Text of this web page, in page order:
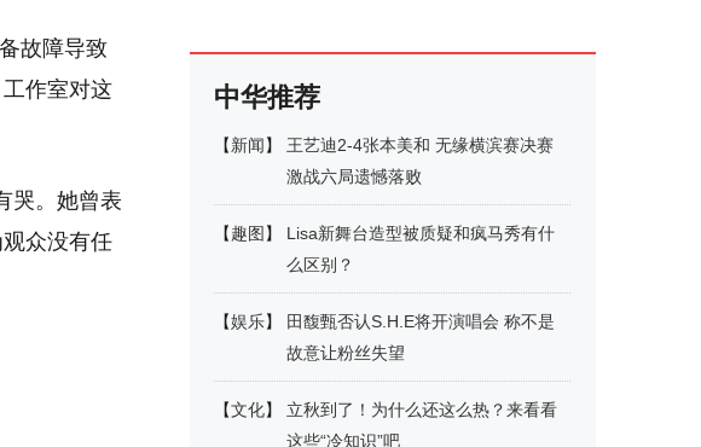
故障导致
作室对这
哭。她曾表
众没有任
中华推荐
【新闻】
王艺迪2-4张本美和 无缘横滨赛决赛
激战六局遗憾落败
【趣图 】
Lisa新舞台造型被质疑和疯马秀有什
么区别？
【娱乐】
田馥甄否认S.H.E将开演唱会 称不是
故意让粉丝失望
【文化】
立秋到了！为什么还这么热？来看看
这些“冷知识”吧